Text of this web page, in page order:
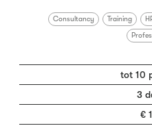
Consultancy Training
tot 10
3
€